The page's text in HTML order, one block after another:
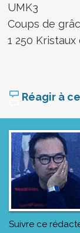
UMK3
Coups de
1 250
Réagir à
Suivre ce